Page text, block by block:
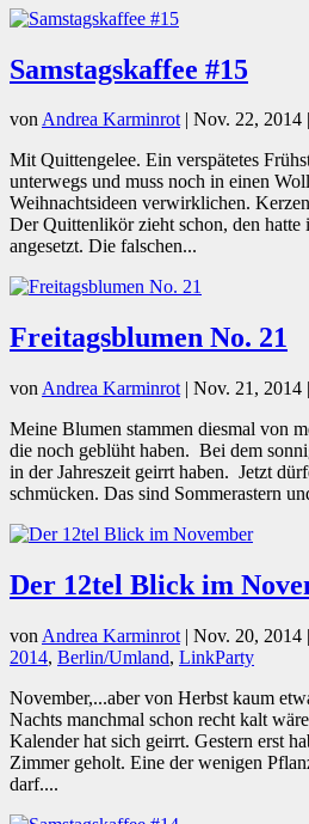
Samstagskaffee #15
vonAndrea Karminrot| Nov. 22, 2014 |
Mit Quittengelee. Ein verspätetes
unterwegs und muss noch in einen
Weihnachtsideen verwirklichen.
Der Quittenlikör zieht schon, den hatte
angesetzt. Die falschen...
Freitagsblumen No. 21
von Andrea Karminrot | Nov. 21, 2014 |
Meine Blumen stammen diesmal von
die noch geblüht haben. Bei dem
in der Jahreszeit geirrt haben. Jetzt
schmücken. Das sind Sommerastern
Der 12tel Blick im
von Andrea Karminrot | Nov. 20, 2014 |
2014, Berlin/Umland, LinkParty
November,...aber von Herbst kaum
Nachts manchmal schon recht kalt
Kalender hat sich geirrt. Gestern erst
Zimmer geholt. Eine der wenigen
darf....